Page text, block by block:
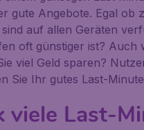
gute Angebote. Egal
auf allen Geräten
oft günstiger ist? Auch
viel Geld sparen?
Sie Ihr gutes Last-
viele Last-